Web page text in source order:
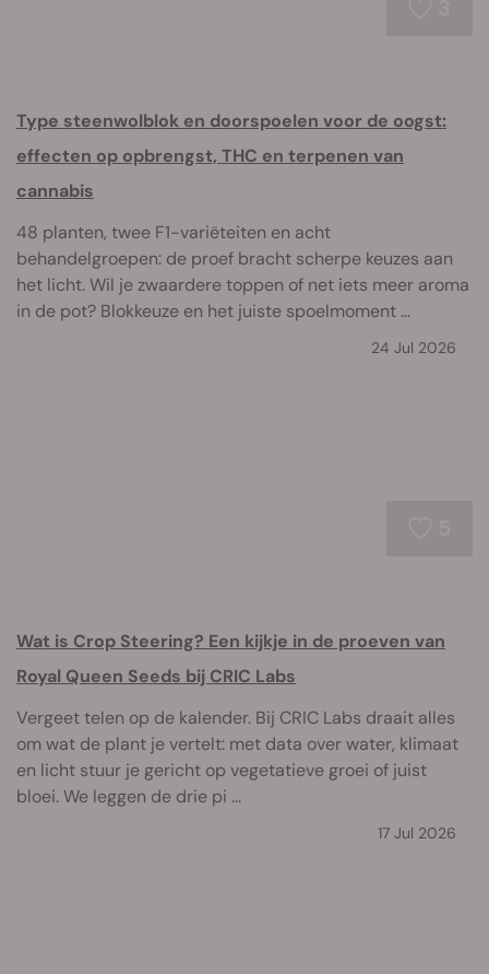
Type steenwolblok en doorspoelen voor de oogst:
effecten op opbrengst, THC en terpenen van
cannabis
48 planten, twee F1-variëteiten en acht
behandelgroepen: de proef bracht scherpe keuzes aan
het licht. Wil je zwaardere toppen of net iets meer aroma
in de pot? Blokkeuze en het juiste spoelmoment ...
24 Jul 2026
Wat is Crop Steering? Een kijkje in de proeven van
Royal Queen Seeds bij CRIC Labs
Vergeet telen op de kalender. Bij CRIC Labs draait alles
om wat de plant je vertelt: met data over water, klimaat
en licht stuur je gericht op vegetatieve groei of juist
bloei. We leggen de drie pi ...
17 Jul 2026